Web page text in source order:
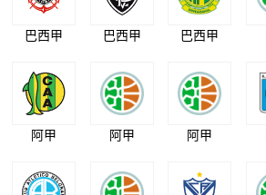
巴西甲 巴西甲 巴西甲
阿甲 阿甲 阿甲